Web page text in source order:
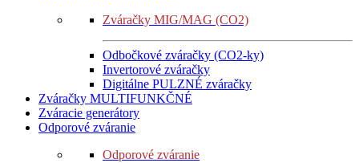
Zváračky MIG/MAG (CO2)
Odbočkové zváračky (CO2-ky)
Invertorové zváračky
Digitálne PULZNÉ zváračky
Zváračky MULTIFUNKČNÉ
Zváracie generátory
Odporové zváranie
Odporové zváranie